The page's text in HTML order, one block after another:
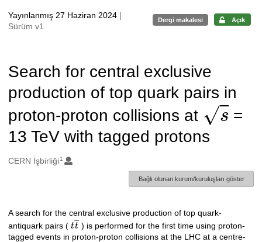
Yayınlanmış 27 Haziran 2024 |
Sürüm v1
Dergi makalesi Açık
Search for central exclusive
production of top quark pairs in
proton-proton collisions at
s
=
13 TeV with tagged protons
Oluşturanlar
CERN İşbirliği1
Bağlı olunan kurum/kuruluşları göster
Açıklama
A search for the central exclusive production of top quark-
antiquark pairs ( tt―) is performed for the first time using proton-
tagged events in proton-proton collisions at the LHC at a centre-